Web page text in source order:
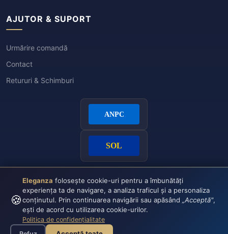
AJUTOR & SUPORT
Urmărire comandă
Contact
Retururi & Schimburi
Plata securizată: VISA
🍪
Eleganza folosește cookie-uri pentru a îmbunătăți
experiența ta de navigare, a analiza traficul și a personaliza
conținutul. Prin continuarea navigării sau apăsând „Acceptă",
ești de acord cu utilizarea cookie-urilor.
Politica de confidențialitate